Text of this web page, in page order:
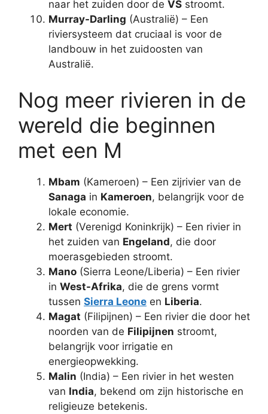
naar het zuiden door de VS stroomt.
Murray-Darling (Australië) – Een
riviersysteem dat cruciaal is voor de
landbouw in het zuidoosten van
Australië.
Nog meer rivieren in de
wereld die beginnen
met een M
Mbam (Kameroen) – Een zijrivier van de
Sanaga in Kameroen, belangrijk voor de
lokale economie.
Mert (Verenigd Koninkrijk) – Een rivier in
het zuiden van Engeland, die door
moerasgebieden stroomt.
Mano (Sierra Leone/Liberia) – Een rivier
in West-Afrika, die de grens vormt
tussen Sierra Leone en Liberia.
Magat (Filipijnen) – Een rivier die door het
noorden van de Filipijnen stroomt,
belangrijk voor irrigatie en
energieopwekking.
Malin (India) – Een rivier in het westen
van India, bekend om zijn historische en
religieuze betekenis.